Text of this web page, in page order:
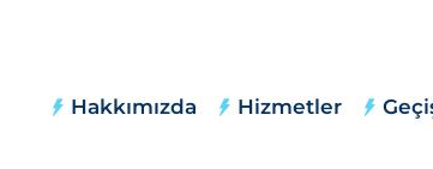
Hakkımızda Hizmetler